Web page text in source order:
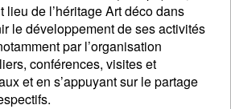
lieu de l’héritage Art déco dans
le développement de ses activités
par l’organisation
conférences, visites et
et en s’appuyant sur le partage